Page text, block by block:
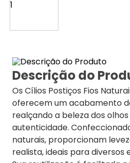
Descrição do
Os Cílios Postiços Fios
oferecem um acabamento
realçando a beleza dos
autenticidade.
naturais, proporcionam
realista, ideais para diversos